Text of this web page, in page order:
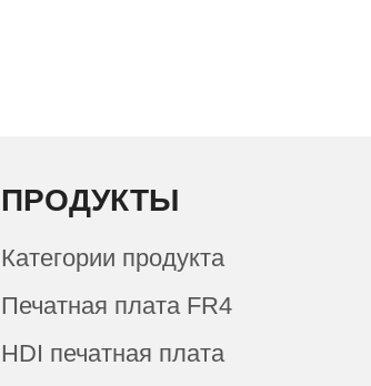
ПРОДУКТЫ
Категории продукта
Печатная плата FR4
HDI печатная плата